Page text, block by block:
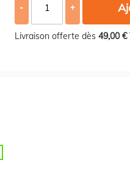
- +
Livraison offerte dès 49,00 €